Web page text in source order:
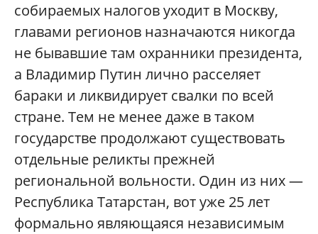
собираемых налогов уходит в Москву,
главами регионов назначаются никогда
не бывавшие там охранники президента,
а Владимир Путин лично расселяет
бараки и ликвидирует свалки по всей
стране. Тем не менее даже в таком
государстве продолжают существовать
отдельные реликты прежней
региональной вольности. Один из них —
Республика Татарстан, вот уже 25 лет
формально являющаяся независимым